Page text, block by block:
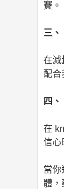
賽。
三、
在減
配合
四
在
信心
當你
體，